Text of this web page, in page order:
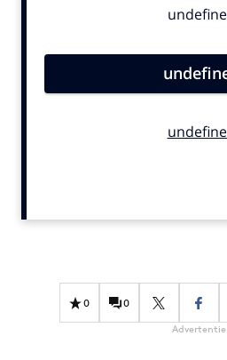
Contentmarketing
Effectiviteit
Gedragsverandering
0 0
Advertentie